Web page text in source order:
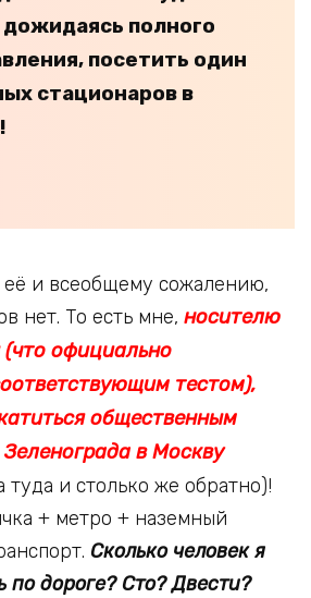
дожидаясь полного
посетить один
стационаров в
её и всеобщему сожалению,
нет. То есть мне, носителю
официально
тестом),
общественным
в Москву
туда и столько же обратно)!
+ метро + наземный
Сколько человек я
по дороге? Сто? Двести?